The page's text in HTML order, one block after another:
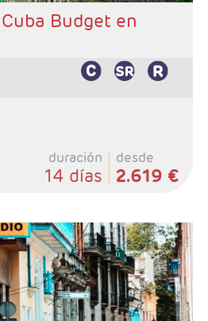
Budget en
duración
14 días
desde
2.619 €
1 noche Cienfuegos, 2
Cayo Santa María y 1 noche
Básica y Superior